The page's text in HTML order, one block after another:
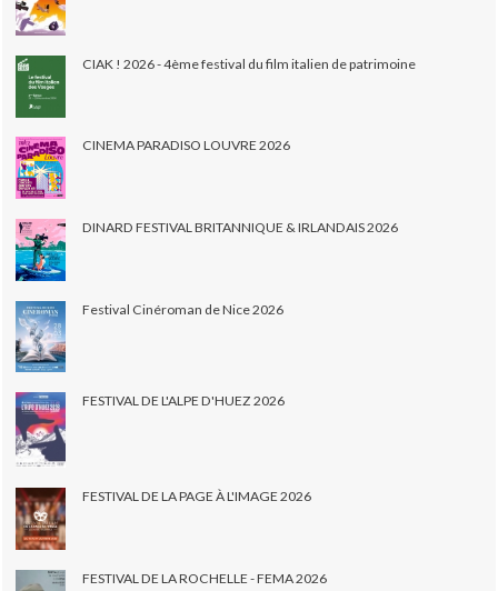
CIAK ! 2026 - 4ème festival du film italien de patrimoine
CINEMA PARADISO LOUVRE 2026
DINARD FESTIVAL BRITANNIQUE & IRLANDAIS 2026
Festival Cinéroman de Nice 2026
FESTIVAL DE L'ALPE D'HUEZ 2026
FESTIVAL DE LA PAGE À L'IMAGE 2026
FESTIVAL DE LA ROCHELLE - FEMA 2026